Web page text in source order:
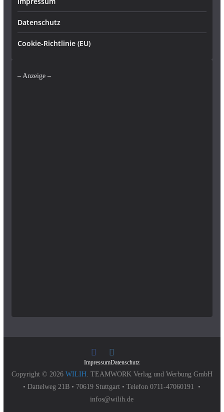
Datenschutz
Cookie-Richtlinie (EU)
– Anzeige –
ImpressumDatenschutz
Copyright © 2026 WILIH. TEAMWORK Verlag und Werbung GmbH
• Dattelweg 21B • 70619 Stuttgart • Telefon 0711-47060191 •
infos@wilih.de